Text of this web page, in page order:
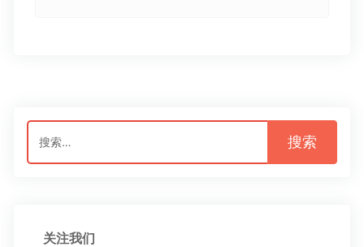
搜
索：
关注我们